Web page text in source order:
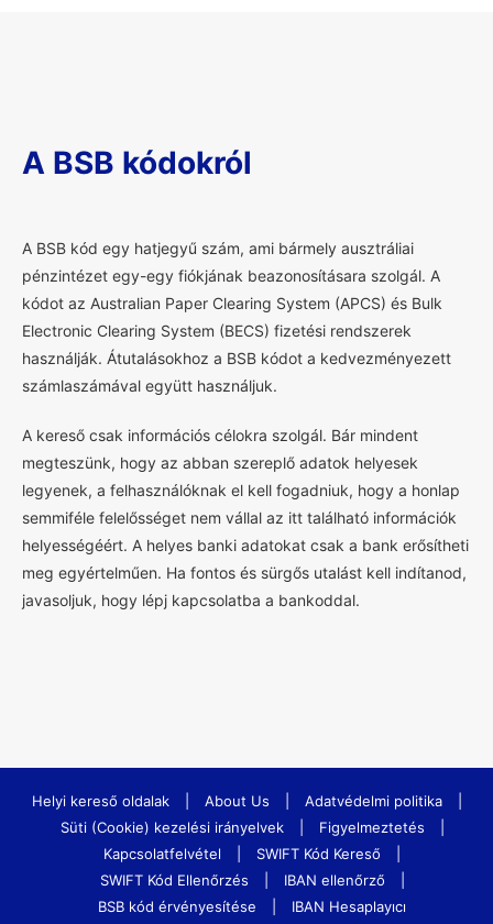
A BSB kódokról
A BSB kód egy hatjegyű szám, ami bármely ausztráliai
pénzintézet egy-egy fiókjának beazonosításara szolgál. A
kódot az Australian Paper Clearing System (APCS) és Bulk
Electronic Clearing System (BECS) fizetési rendszerek
használják. Átutalásokhoz a BSB kódot a kedvezményezett
számlaszámával együtt használjuk.
A kereső csak információs célokra szolgál. Bár mindent
megteszünk, hogy az abban szereplő adatok helyesek
legyenek, a felhasználóknak el kell fogadniuk, hogy a honlap
semmiféle felelősséget nem vállal az itt található információk
helyességéért. A helyes banki adatokat csak a bank erősítheti
meg egyértelműen. Ha fontos és sürgős utalást kell indítanod,
javasoljuk, hogy lépj kapcsolatba a bankoddal.
Helyi kereső oldalak About Us Adatvédelmi politika
Süti (Cookie) kezelési irányelvek
Figyelmeztetés
Kapcsolatfelvétel
SWIFT Kód Kereső
SWIFT Kód Ellenőrzés
IBAN ellenőrző
BSB kód érvényesítése
IBAN Hesaplayıcı